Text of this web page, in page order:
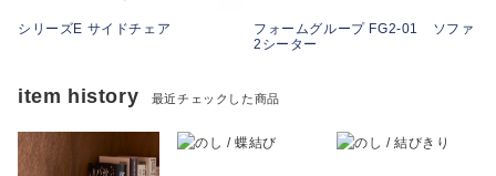
シリーズE サイドチェア
フォームグループ FG2-01 ソファ
2シーター
item history 最近チェックした商品